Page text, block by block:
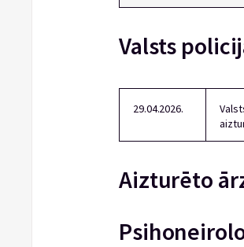
Valsts
29.04.2026.
Aizturēto